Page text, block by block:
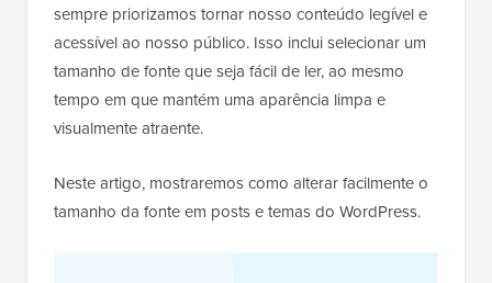
sempre priorizamos tornar nosso conteúdo legível e
acessível ao nosso público. Isso inclui selecionar um
tamanho de fonte que seja fácil de ler, ao mesmo
tempo em que mantém uma aparência limpa e
visualmente atraente.
Neste artigo, mostraremos como alterar facilmente o
tamanho da fonte em posts e temas do WordPress.